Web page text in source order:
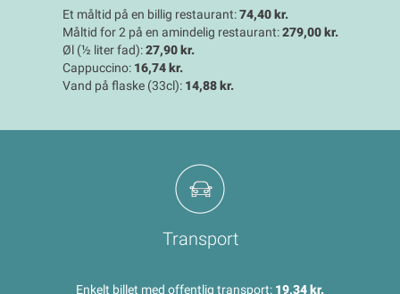
Et måltid på en billig restaurant:74,40 kr.
Måltid for 2 på en amindelig restaurant:279,00 kr.
Øl (½ liter fad):27,90 kr.
Cappuccino: 16,74 kr.
Vand på flaske (33cl): 14,88 kr.
Transport
Enkelt billet med offentlig transport: 19,34 kr.